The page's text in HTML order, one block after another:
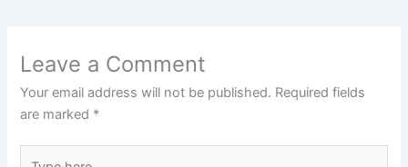
Leave a Comment
Your email address will not be published. Required fields
are marked *